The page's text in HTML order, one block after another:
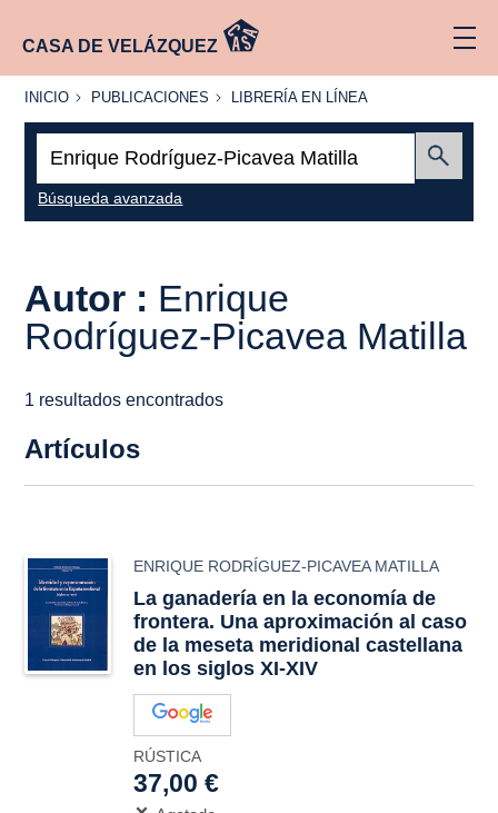
CASA DE VELÁZQUEZ
INICIO
INICIO PUBLICACIONES
PUBLICACIONES
LIBRERÍA
LÍNEA
LIBRERÍA EN LÍNEA
Búsqueda avanzada
Autor : Enrique
Rodríguez-Picavea Matilla
1 resultados encontrados
Artículos
ENRIQUE RODRÍGUEZ-PICAVEA MATILLA
La ganadería en la economía de
frontera. Una aproximación al caso
de la meseta meridional castellana
en los siglos XI-XIV
RÚSTICA
37,00 €